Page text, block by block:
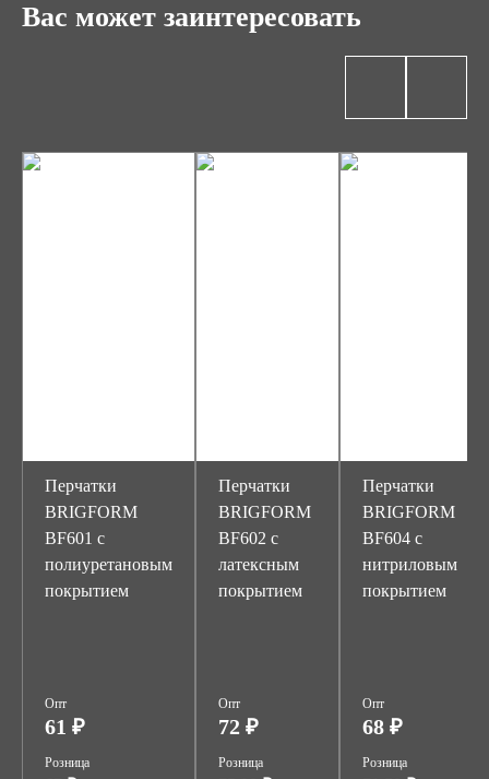
Вас может заинтересовать
Перчатки
BRIGFORM
BF601 c
полиуретановым
покрытием
Опт
61 ₽
Розница
Перчатки
BRIGFORM
BF602 с
латексным
покрытием
Опт
72 ₽
Розница
Перчатки
BRIGFORM
BF604 с
нитриловым
покрытием
Опт
68 ₽
Розница